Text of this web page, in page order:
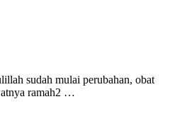
sudah mulai perubahan, obat
ramah2 …